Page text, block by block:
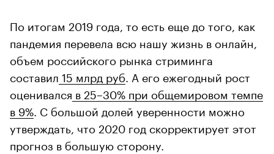
По итогам 2019 года, то есть еще до того, как
пандемия перевела всю нашу жизнь в онлайн,
объем российского рынка стриминга
составил 15 млрд руб . А его ежегодный рост
оценивался в 25–30% при общемировом темпе
в 9% . С большой долей уверенности можно
утверждать, что 2020 год скорректирует этот
прогноз в большую сторону.